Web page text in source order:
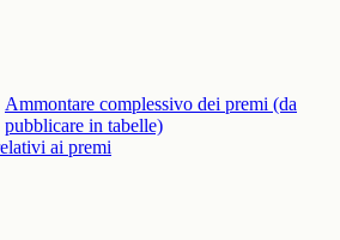
Ammontare complessivo dei premi (da
pubblicare in tabelle)
ai premi